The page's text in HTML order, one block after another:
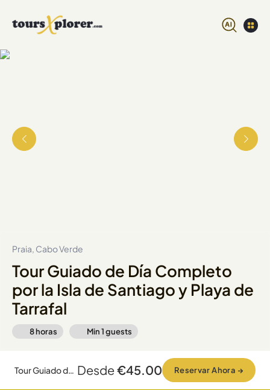
Praia, Cabo Verde
Tour Guiado de Día Completo
por la Isla de Santiago y Playa de
Tarrafal
8 horas Min1guests
Tour Guiado de Día Completo por la Isla de Santiago y Playa de Tarrafal Desde€45.00 Reservar Ahora →